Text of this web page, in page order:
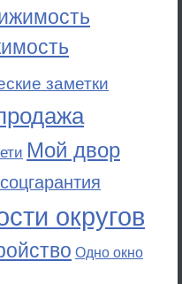
заметки
Мой двор
округов
Одно окно